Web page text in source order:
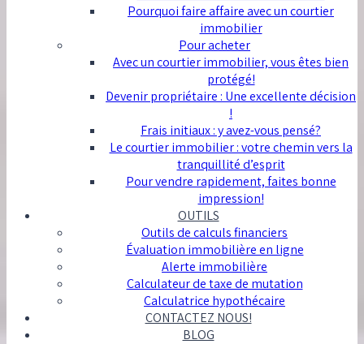
Pourquoi faire affaire avec un courtier
immobilier
Pour acheter
Avec un courtier immobilier, vous êtes bien
protégé!
Devenir propriétaire : Une excellente décision
!
Frais initiaux : y avez-vous pensé?
Le courtier immobilier : votre chemin vers la
tranquillité d’esprit
Pour vendre rapidement, faites bonne
impression!
OUTILS
Outils de calculs financiers
Évaluation immobilière en ligne
Alerte immobilière
Calculateur de taxe de mutation
Calculatrice hypothécaire
CONTACTEZ NOUS!
BLOG